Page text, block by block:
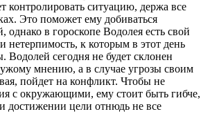
контролировать ситуацию, держа все
Это поможет ему добиваться
однако в гороскопе Водолея есть свой
нетерпимость, к которым в этот день
Водолей сегодня не будет склонен
мнению, а в случае угрозы своим
пойдет на конфликт. Чтобы не
с окружающими, ему стоит быть гибче,
достижении цели отнюдь не все